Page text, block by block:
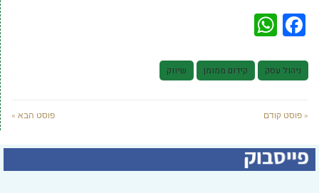
Facebook
ניהול עסק קידום ממומן שיווק
« פוסט קודם פוסט הבא »